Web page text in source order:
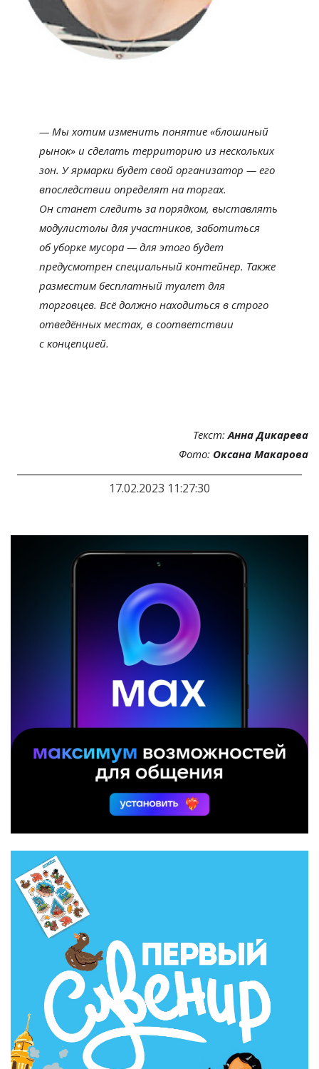
— Мы хотим изменить понятие «блошиный
рынок» и сделать территорию из нескольких
зон. У ярмарки будет свой организатор — его
впоследствии определят на торгах.
Он станет следить за порядком, выставлять
модулистолы для участников, заботиться
об уборке мусора — для этого будет
предусмотрен специальный контейнер. Также
разместим бесплатный туалет для
торговцев. Всё должно находиться в строго
отведённых местах, в соответствии
с концепцией.
Текст:Анна Дикарева
Фото: Оксана Макарова
17.02.2023 11:27:30